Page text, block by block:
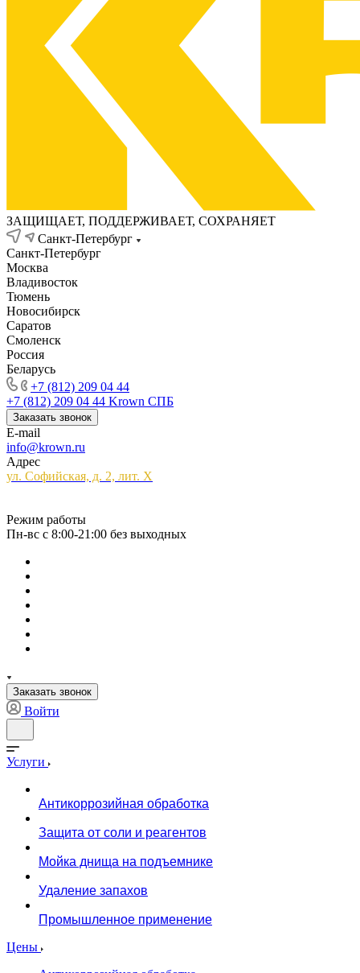
ЗАЩИЩАЕТ, ПОДДЕРЖИВАЕТ, СОХРАНЯЕТ
Санкт-Петербург
Санкт-Петербург
Москва
Владивосток
Тюмень
Новосибирск
Саратов
Смоленск
Россия
Беларусь
+7 (812) 209 04 44
+7 (812) 209 04 44 Krown СПБ
Заказать звонок
E-mail
info@krown.ru
Адрес
ул. Софийская, д. 2, лит. Х
Режим работы
Пн-вс с 8:00-21:00 без выходных
Заказать звонок
Войти
Услуги
Антикоррозийная обработка
Защита от соли и реагентов
Мойка днища на подъемнике
Удаление запахов
Промышленное применение
Цены